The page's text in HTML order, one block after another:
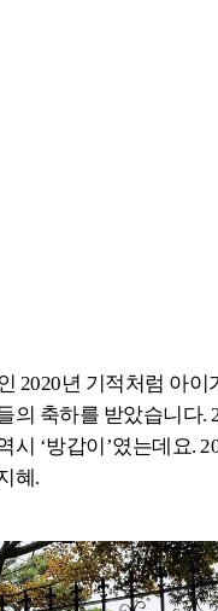
2020년 기적처럼 아
의 축하를 받았습니다.
시 ‘방갑이’였는데요.
혜.